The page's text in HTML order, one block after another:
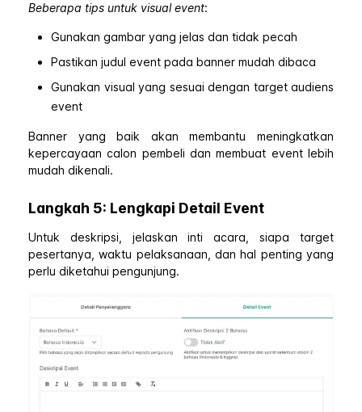
Beberapa tips untuk visual event:
Gunakan gambar yang jelas dan tidak pecah
Pastikan judul event pada banner mudah dibaca
Gunakan visual yang sesuai dengan target audiens
event
Banner yang baik akan membantu meningkatkan
kepercayaan calon pembeli dan membuat event lebih
mudah dikenali.
Langkah 5: Lengkapi Detail Event
Untuk deskripsi, jelaskan inti acara, siapa target
pesertanya, waktu pelaksanaan, dan hal penting yang
perlu diketahui pengunjung.